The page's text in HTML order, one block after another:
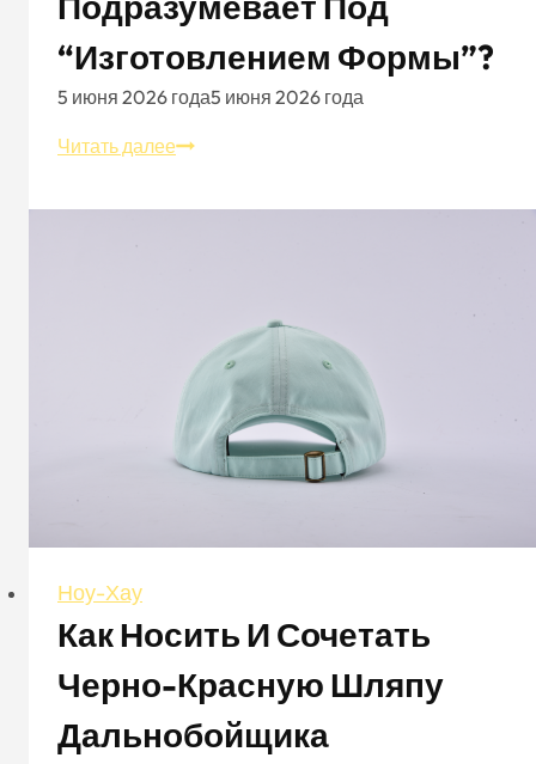
“изготовлением Формы”?
5 июня 2026 года5 июня 2026 года
Читать далееЧто
фабрика
“изготовлением
формы”?
Ноу-Хау
Как Носить И Сочетать
Черно-Красную Шляпу
Дальнобойщика